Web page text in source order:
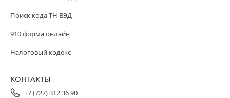
Поиск кода ТН ВЭД
910 форма онлайн
Налоговый кодекс
КОНТАКТЫ
+7 (727) 312 36 90